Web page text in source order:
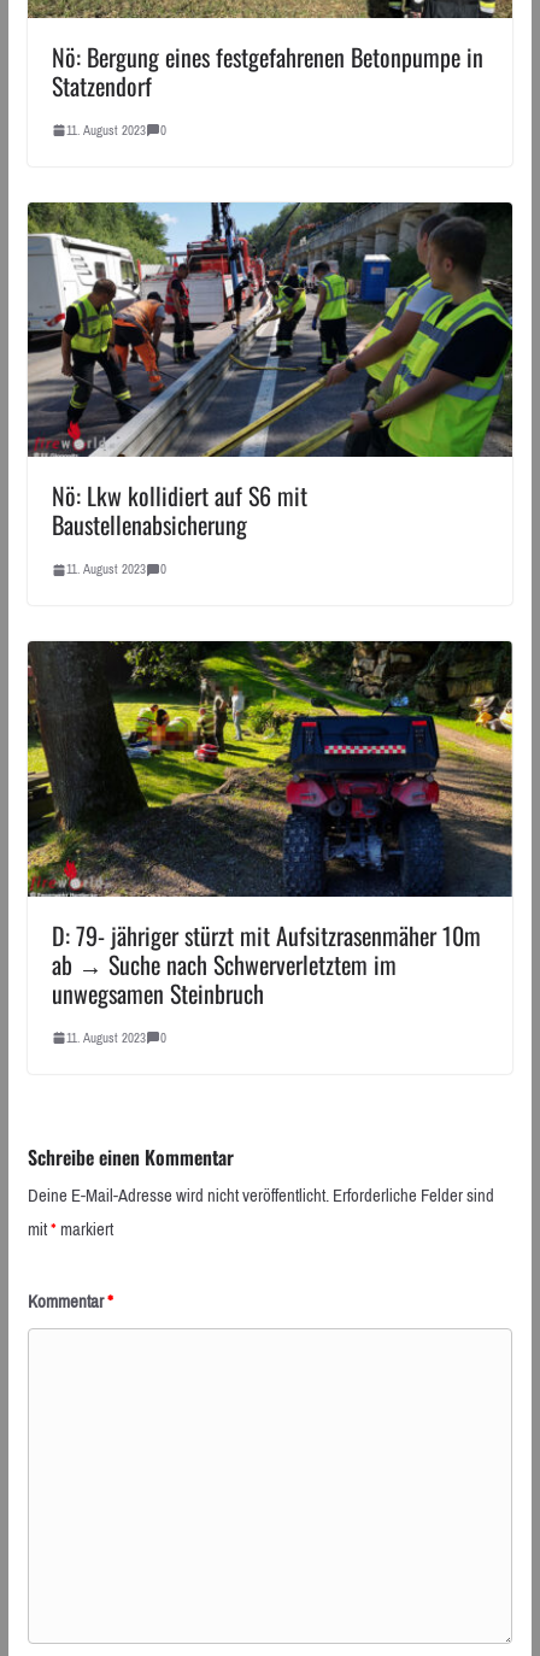
Nö: Bergung eines festgefahrenen Betonpumpe in
Statzendorf
11. August 2023 0
Nö: Lkw kollidiert auf S6 mit
Baustellenabsicherung
11. August 2023 0
D: 79- jähriger stürzt mit Aufsitzrasenmäher 10m
ab → Suche nach Schwerverletztem im
unwegsamen Steinbruch
11. August 2023 0
Schreibe einen Kommentar
Deine E-Mail-Adresse wird nicht veröffentlicht.Erforderliche Felder sind
mit*markiert
Kommentar*